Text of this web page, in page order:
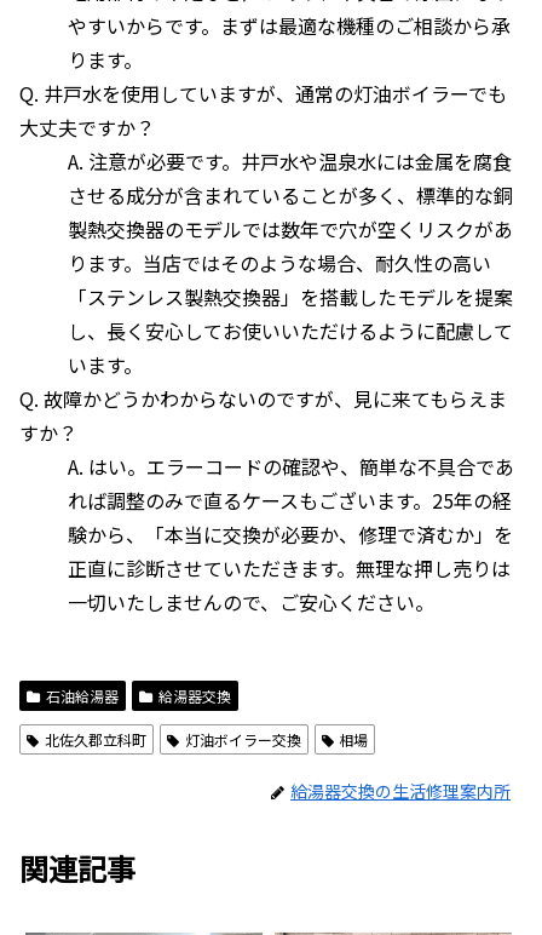
やすいからです。まずは最適な機種のご相談から承
ります。
Q. 井戸水を使用していますが、通常の灯油ボイラーでも
大丈夫ですか？
A. 注意が必要です。井戸水や温泉水には金属を腐食
させる成分が含まれていることが多く、標準的な銅
製熱交換器のモデルでは数年で穴が空くリスクがあ
ります。当店ではそのような場合、耐久性の高い
「ステンレス製熱交換器」を搭載したモデルを提案
し、長く安心してお使いいただけるように配慮して
います。
Q. 故障かどうかわからないのですが、見に来てもらえま
すか？
A. はい。エラーコードの確認や、簡単な不具合であ
れば調整のみで直るケースもございます。25年の経
験から、「本当に交換が必要か、修理で済むか」を
正直に診断させていただきます。無理な押し売りは
一切いたしませんので、ご安心ください。
石油給湯器 給湯器交換
北佐久郡立科町 灯油ボイラー交換 相場
給湯器交換の生活修理案内所
関連記事